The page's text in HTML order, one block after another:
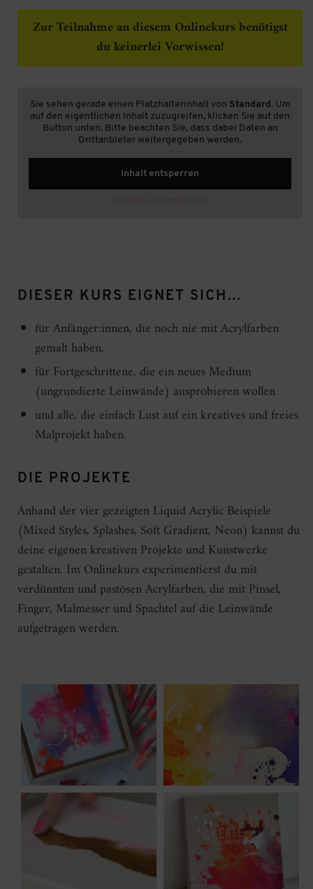
Zur Teilnahme an diesem Onlinekurs benötigst
du keinerlei Vorwissen!
Sie sehen gerade einen Platzhalterinhalt von Standard. Um
auf den eigentlichen Inhalt zuzugreifen, klicken Sie auf den
Button unten. Bitte beachten Sie, dass dabei Daten an
Drittanbieter weitergegeben werden.
Inhalt entsperren
DIESER KURS EIGNET SICH…
für Anfänger:innen, die noch nie mit Acrylfarben
gemalt haben,
für Fortgeschrittene, die ein neues Medium
(ungrundierte Leinwände) ausprobieren wollen
und alle, die einfach Lust auf ein kreatives und freies
Malprojekt haben.
DIE PROJEKTE
Anhand der vier gezeigten Liquid Acrylic Beispiele
(Mixed Styles, Splashes, Soft Gradient, Neon) kannst du
deine eigenen kreativen Projekte und Kunstwerke
gestalten. Im Onlinekurs experimentierst du mit
verdünnten und pastösen Acrylfarben, die mit Pinsel,
Finger, Malmesser und Spachtel auf die Leinwände
aufgetragen werden.